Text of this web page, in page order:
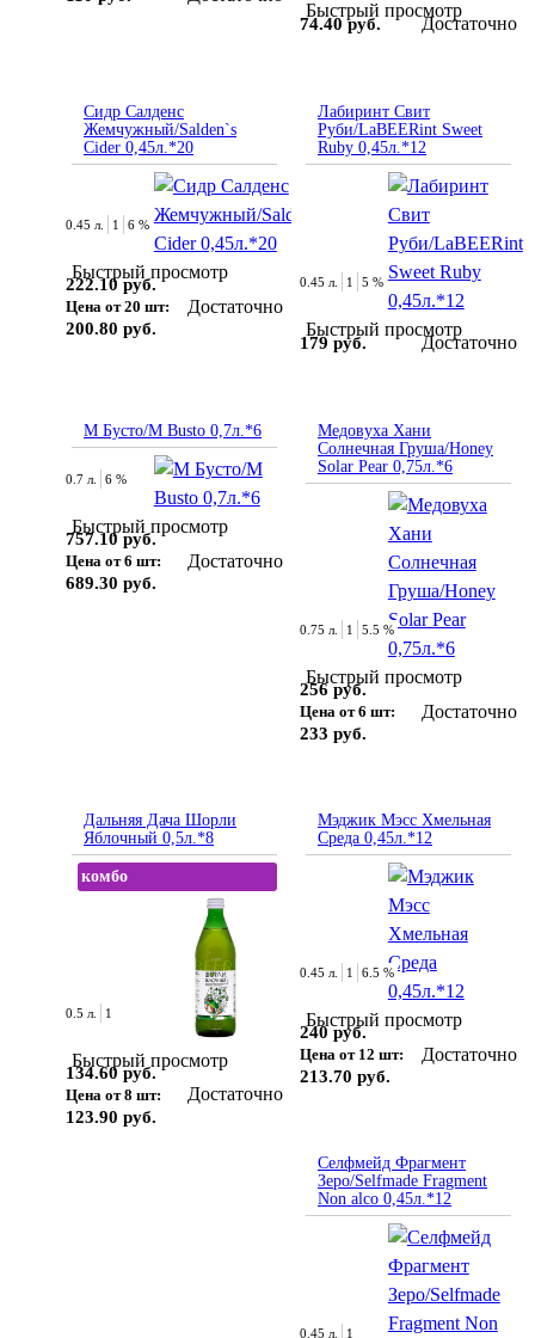
Быстрый просмотр
74.40 руб. Достаточно
Сидр Салденс
Жемчужный/Salden`s
Cider 0,45л.*20
Быстрый просмотр
0.45 л. 1 6 %
222.10 руб.
Цена от 20 шт:
200.80 руб.
Достаточно
Лабиринт Свит
Руби/LaBEERint Sweet
Ruby 0,45л.*12
Быстрый просмотр
0.45 л. 1 5 %
179 руб. Достаточно
М Бусто/M Busto 0,7л.*6
Быстрый просмотр
0.7 л. 6 %
757.10 руб.
Цена от 6 шт:
689.30 руб.
Достаточно
Медовуха Хани
Солнечная Груша/Honey
Solar Pear 0,75л.*6
Быстрый просмотр
0.75 л. 1 5.5 %
256 руб.
Цена от 6 шт:
233 руб.
Достаточно
Дальняя Дача Шорли
Яблочный 0,5л.*8
комбо
Быстрый просмотр
0.5 л. 1
134.60 руб.
Цена от 8 шт:
123.90 руб.
Достаточно
Мэджик Мэсс Хмельная
Среда 0,45л.*12
Быстрый просмотр
0.45 л. 1 6.5 %
240 руб.
Цена от 12 шт:
213.70 руб.
Достаточно
Селфмейд Фрагмент
Зеро/Selfmade Fragment
Non alco 0,45л.*12
0.45 л. 1